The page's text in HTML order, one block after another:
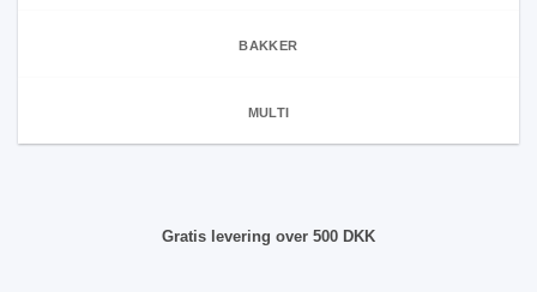
BAKKER
MULTI
Gratis levering over 500 DKK